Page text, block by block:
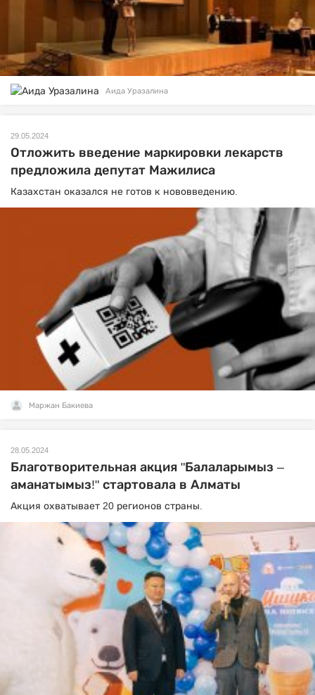
Аида Уразалина
29.05.2024
Отложить введение маркировки лекарств
предложила депутат Мажилиса
Казахстан оказался не готов к нововведению.
Маржан Бакиева
28.05.2024
Благотворительная акция "Балаларымыз –
аманатымыз!" стартовала в Алматы
Акция охватывает 20 регионов страны.